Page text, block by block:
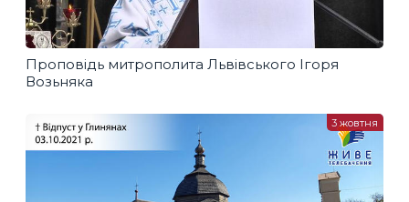
Проповідь митрополита Львівського Ігоря
Возьняка
3 жовтня